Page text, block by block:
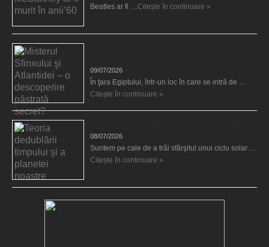
Beatles ar fi …Citește în continuare »
09/07/2026
În ţara Egiptului, într-un loc în care se intră de …
Citește în continuare »
08/07/2026
Suntem pe cale de a trăi sfârşitul unui ciclu solar …
Citește în continuare »